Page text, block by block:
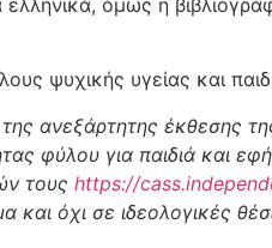
ψυχικής υγείας και
της ανεξάρτητης έκθεσης
φύλου για παιδιά και
τους https://
όχι σε ιδεολογικές